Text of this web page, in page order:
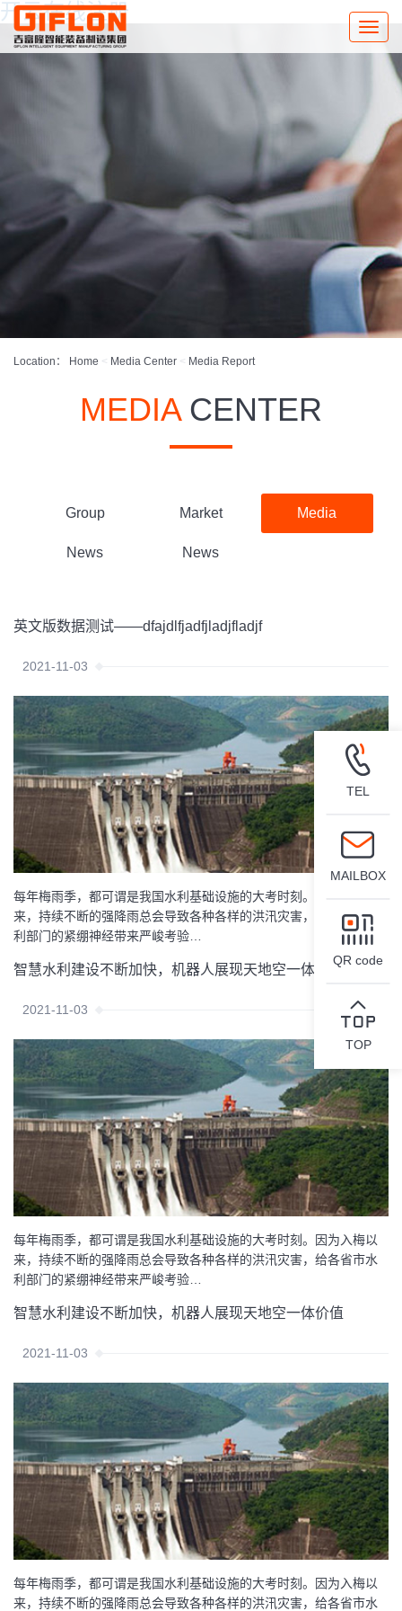
开云在线注册
Toggle
Location： Home < Media Center < Media Report
MEDIACENTER
Group
News
Market
News
Media
英文版数据测试——dfajdlfjadfjladjfladjf
2021-11-03
每年梅雨季，都可谓是我国水利基础设施的大考时刻。因为入梅以
来，持续不断的强降雨总会导致各种各样的洪汛灾害，给各省市水
利部门的紧绷神经带来严峻考验…
智慧水利建设不断加快，机器人展现天地空一体价值
2021-11-03
每年梅雨季，都可谓是我国水利基础设施的大考时刻。因为入梅以
来，持续不断的强降雨总会导致各种各样的洪汛灾害，给各省市水
利部门的紧绷神经带来严峻考验…
智慧水利建设不断加快，机器人展现天地空一体价值
2021-11-03
每年梅雨季，都可谓是我国水利基础设施的大考时刻。因为入梅以
来，持续不断的强降雨总会导致各种各样的洪汛灾害，给各省市水
TEL
MAILBOX
QR code
TOP